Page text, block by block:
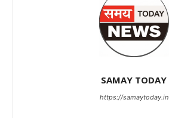
SAMAY TODAY
https://samaytoday.in